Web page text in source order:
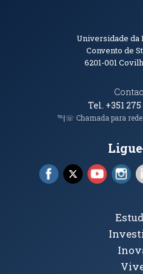
Informações de
Universidade
Convento de
6201-001
Tel. +351
℡|☏ Chamada para
Facebook (abre em
X (abre em
Tópicos